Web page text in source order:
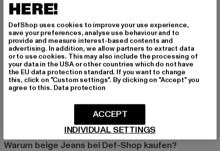
vermeide den Trockner, um die Farbe zu erhalten. Flecken
lassen sich am besten sofort mit einem Fleckenentferner
behandeln. So bleibt deine Jeans lange in einem Top-Zustand.
Trends und Inspirationen
Beige Jeans sind zeitlos und kommen nie aus der Mode. Aktuell
sind vor allem Modelle mit hohen Taillen und schmalen
Schnitten angesagt. Kombiniere sie mit trendigen Oberteilen
dich von den neuesten Trends inspirieren und finde deinen
Warum beige Jeans bei Def-Shop kaufen?
HERE!
DefShop uses cookies to improve your use experience,
save your preferences, analyse use behaviour and to
provide and measure interest-based contents and
advertising. In addition, we allow partners to extract data
or to use cookies. This may also include the processing of
your data in the USA or other countries which do not have
the EU data protection standard. If you want to change
this, click on "Custom settings". By clicking on "Accept" you
agree to this. Data protection
INDIVIDUAL SETTINGS
ACCEPT